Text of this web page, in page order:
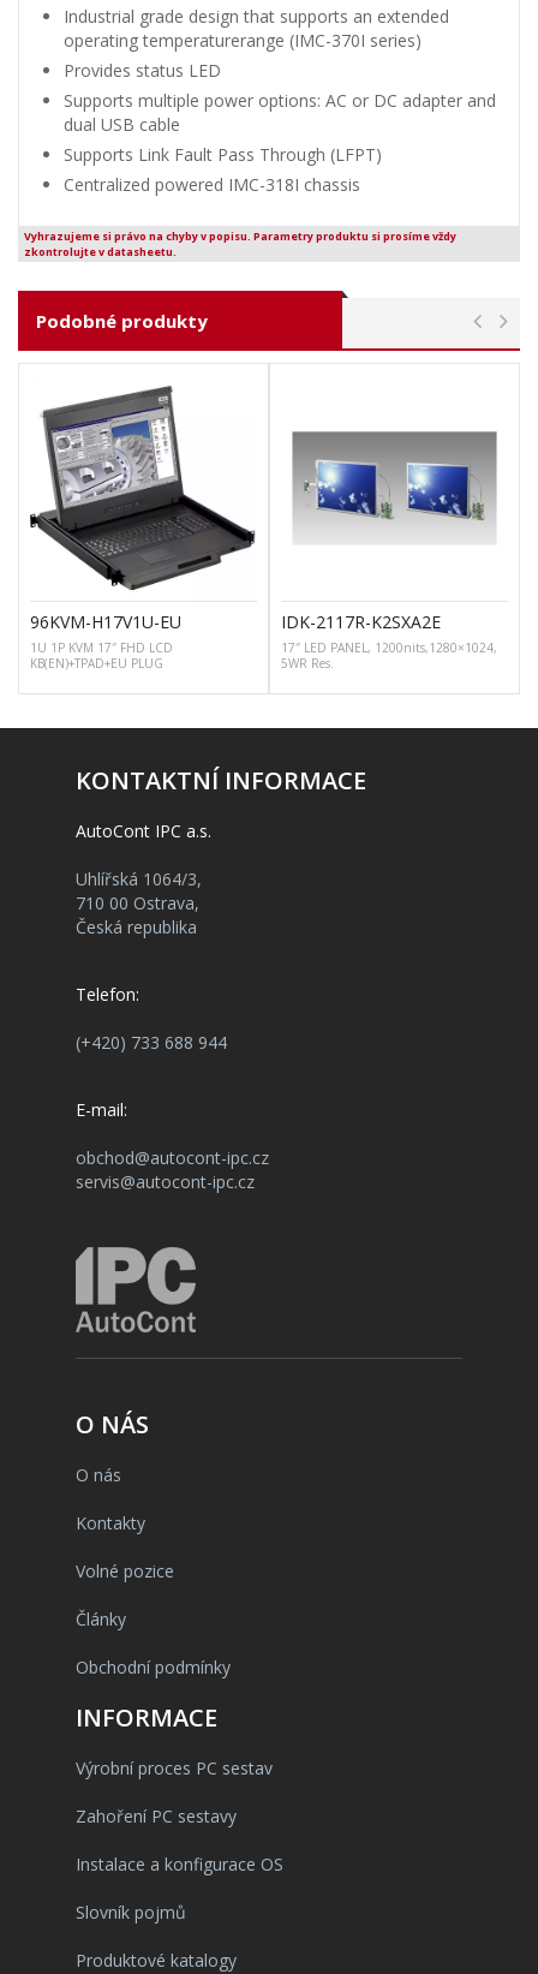
Industrial grade design that supports an extended
operating temperaturerange (IMC-370I series)
Provides status LED
Supports multiple power options: AC or DC adapter and
dual USB cable
Supports Link Fault Pass Through (LFPT)
Centralized powered IMC-318I chassis
Vyhrazujeme si právo na chyby v popisu. Parametry produktu si prosíme vždy
zkontrolujte v datasheetu.
Podobné produkty
96KVM-H17V1U-EU
1U 1P KVM 17″ FHD LCD
KB(EN)+TPAD+EU PLUG
IDK-2117R-K2SXA2E
17″ LED PANEL, 1200nits,1280×1024,
5WR Res.
KONTAKTNÍ INFORMACE
AutoCont IPC a.s.
Uhlířská 1064/3,
710 00 Ostrava,
Česká republika
Telefon:
(+420) 733 688 944
E-mail:
obchod@autocont-ipc.cz
servis@autocont-ipc.cz
O NÁS
O nás
Kontakty
Volné pozice
Články
Obchodní podmínky
INFORMACE
Výrobní proces PC sestav
Zahoření PC sestavy
Instalace a konfigurace OS
Slovník pojmů
Produktové katalogy